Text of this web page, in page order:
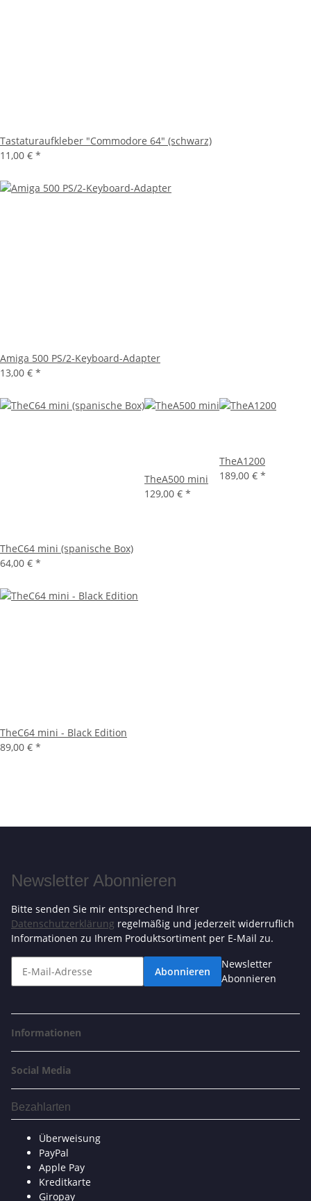
Tastaturaufkleber "Commodore 64" (schwarz)
11,00 € *
Amiga 500 PS/2-Keyboard-Adapter
13,00 € *
TheC64 mini (spanische Box)
64,00 € *
TheA500 mini
129,00 € *
TheA1200
189,00 € *
TheC64 mini - Black Edition
89,00 € *
Newsletter Abonnieren
Bitte senden Sie mir entsprechend Ihrer
Datenschutzerklärung regelmäßig und jederzeit widerruflich
Informationen zu Ihrem Produktsortiment per E-Mail zu.
Abonnieren
Newsletter
Abonnieren
Informationen
Social Media
Bezahlarten
Überweisung
PayPal
Apple Pay
Kreditkarte
Giropay